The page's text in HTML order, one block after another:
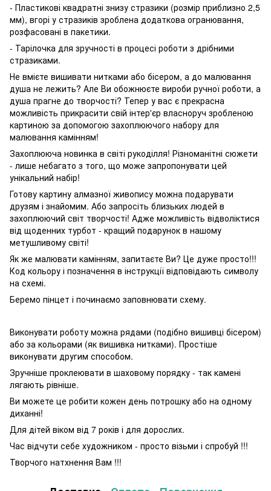
- Пластикові квадратні знизу стразики (розмір приблизно 2,5
мм), вгорі у стразиків зроблена додаткова огранювання,
розфасовані в пакетики.
- Тарілочка для зручності в процесі роботи з дрібними
стразиками.
Не вмієте вишивати нитками або бісером, а до малювання
душа не лежить? Але Ви обожнюєте вироби ручної роботи, а
душа прагне до творчості? Тепер у вас є прекрасна
можливість прикрасити свій інтер'єр власноруч зробленою
картиною за допомогою захоплюючого набору для
малювання камінням!
Захоплююча новинка в світі рукоділля! Різноманітні сюжети
- лише небагато з того, що може запропонувати цей
унікальний набір!
Готову картину алмазної живопису можна подарувати
друзям і знайомим. Або запросіть близьких людей в
захоплюючий світ творчості! Адже можливість відволіктися
від щоденних турбот - кращий подарунок в нашому
метушливому світі!
Як же малювати камінням, запитаєте Ви? Це дуже просто!!!
Код кольору і позначення в інструкції відповідають символу
на схемі.
Беремо пінцет і починаємо заповнювати схему.
Виконувати роботу можна рядами (подібно вишивці бісером)
або за кольорами (як вишивка нитками). Простіше
виконувати другим способом.
Зручніше проклеювати в шаховому порядку - так камені
лягають рівніше.
Ви можете це робити кожен день потрошку або на одному
диханні!
Для дітей віком від 7 років і для дорослих.
Час відчути себе художником - просто візьми і спробуй !!!
Творчого натхнення Вам !!!